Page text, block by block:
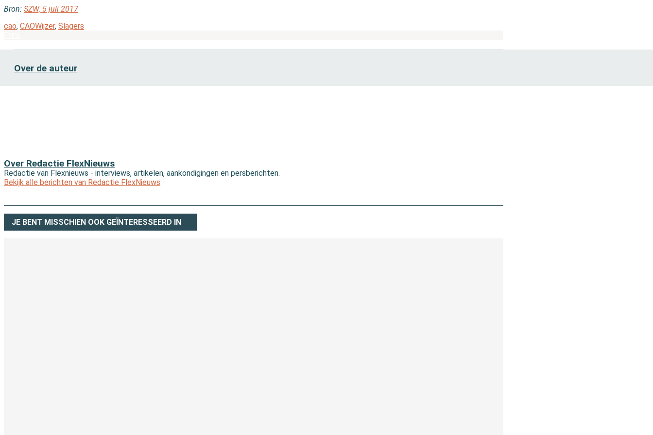
Bron: SZW, 5 juli 2017
cao, CAOWijzer, Slagers
Over de auteur
Over Redactie FlexNieuws
Redactie van Flexnieuws - interviews, artikelen, aankondigingen en persberichten.
Bekijk alle berichten van Redactie FlexNieuws
JE BENT MISSCHIEN OOK GEÏNTERESSEERD IN